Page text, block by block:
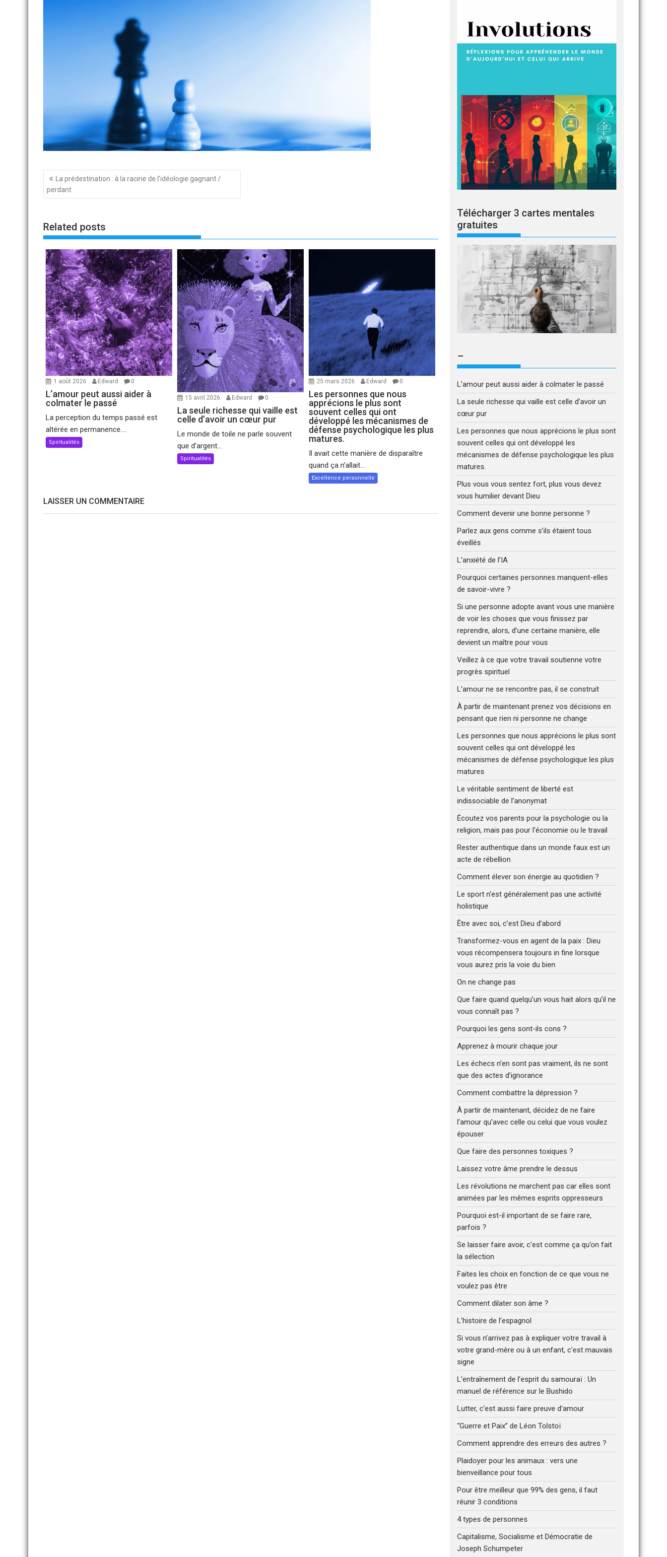
Navigation
de
l’article
La prédestination : à la racine de l’idéologie gagnant /
perdant
Related posts
1 août 2026 Edward 0
L’amour peut aussi aider à
colmater le passé
La perception du temps passé est
altérée en permanence....
Spiritualités
15 avril 2026 Edward 0
La seule richesse qui vaille est
celle d’avoir un cœur pur
Le monde de toile ne parle souvent
que d’argent...
Spiritualités
25 mars 2026 Edward 0
Les personnes que nous
apprécions le plus sont
souvent celles qui ont
développé les mécanismes de
défense psychologique les plus
matures.
Il avait cette manière de disparaître
quand ça n’allait...
Excellence personnelle
LAISSER UN COMMENTAIRE
Télécharger 3 cartes mentales
gratuites
–
L’amour peut aussi aider à colmater le passé
La seule richesse qui vaille est celle d’avoir un
cœur pur
Les personnes que nous apprécions le plus sont
souvent celles qui ont développé les
mécanismes de défense psychologique les plus
matures.
Plus vous vous sentez fort, plus vous devez
vous humilier devant Dieu
Comment devenir une bonne personne ?
Parlez aux gens comme s’ils étaient tous
éveillés
L’anxiété de l’IA
Pourquoi certaines personnes manquent-elles
de savoir-vivre ?
Si une personne adopte avant vous une manière
de voir les choses que vous finissez par
reprendre, alors, d’une certaine manière, elle
devient un maître pour vous
Veillez à ce que votre travail soutienne votre
progrès spirituel
L’amour ne se rencontre pas, il se construit
À partir de maintenant prenez vos décisions en
pensant que rien ni personne ne change
Les personnes que nous apprécions le plus sont
souvent celles qui ont développé les
mécanismes de défense psychologique les plus
matures
Le véritable sentiment de liberté est
indissociable de l’anonymat
Écoutez vos parents pour la psychologie ou la
religion, mais pas pour l’économie ou le travail
Rester authentique dans un monde faux est un
acte de rébellion
Comment élever son énergie au quotidien ?
Le sport n’est généralement pas une activité
holistique
Être avec soi, c’est Dieu d’abord
Transformez-vous en agent de la paix : Dieu
vous récompensera toujours in fine lorsque
vous aurez pris la voie du bien
On ne change pas
Que faire quand quelqu’un vous hait alors qu’il ne
vous connaît pas ?
Pourquoi les gens sont-ils cons ?
Apprenez à mourir chaque jour
Les échecs n’en sont pas vraiment, ils ne sont
que des actes d’ignorance
Comment combattre la dépression ?
À partir de maintenant, décidez de ne faire
l’amour qu’avec celle ou celui que vous voulez
épouser
Que faire des personnes toxiques ?
Laissez votre âme prendre le dessus
Les révolutions ne marchent pas car elles sont
animées par les mêmes esprits oppresseurs
Pourquoi est-il important de se faire rare,
parfois ?
Se laisser faire avoir, c’est comme ça qu’on fait
la sélection
Faites les choix en fonction de ce que vous ne
voulez pas être
Comment dilater son âme ?
L’histoire de l’espagnol
Si vous n’arrivez pas à expliquer votre travail à
votre grand-mère ou à un enfant, c’est mauvais
signe
L’entraînement de l’esprit du samouraï : Un
manuel de référence sur le Bushido
Lutter, c’est aussi faire preuve d’amour
“Guerre et Paix” de Léon Tolstoï
Comment apprendre des erreurs des autres ?
Plaidoyer pour les animaux : vers une
bienveillance pour tous
Pour être meilleur que 99% des gens, il faut
réunir 3 conditions
4 types de personnes
Capitalisme, Socialisme et Démocratie de
Joseph Schumpeter